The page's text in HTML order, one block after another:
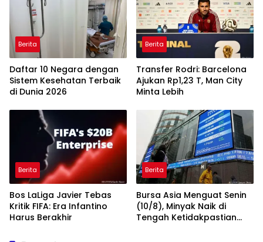
Berita
Daftar 10 Negara dengan
Sistem Kesehatan Terbaik
di Dunia 2026
Berita
Transfer Rodri: Barcelona
Ajukan Rp1,23 T, Man City
Minta Lebih
Berita
Bos LaLiga Javier Tebas
Kritik FIFA: Era Infantino
Harus Berakhir
Berita
Bursa Asia Menguat Senin
(10/8), Minyak Naik di
Tengah Ketidakpastian